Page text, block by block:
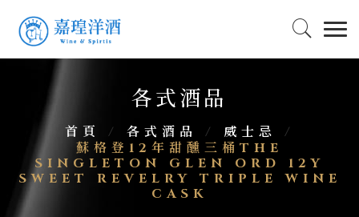
各式酒品
首頁 / 各式酒品 / 威士忌
/
蘇格登12年甜醺三桶THE
SINGLETON GLEN ORD 12Y
SWEET REVELRY TRIPLE WINE
CASK